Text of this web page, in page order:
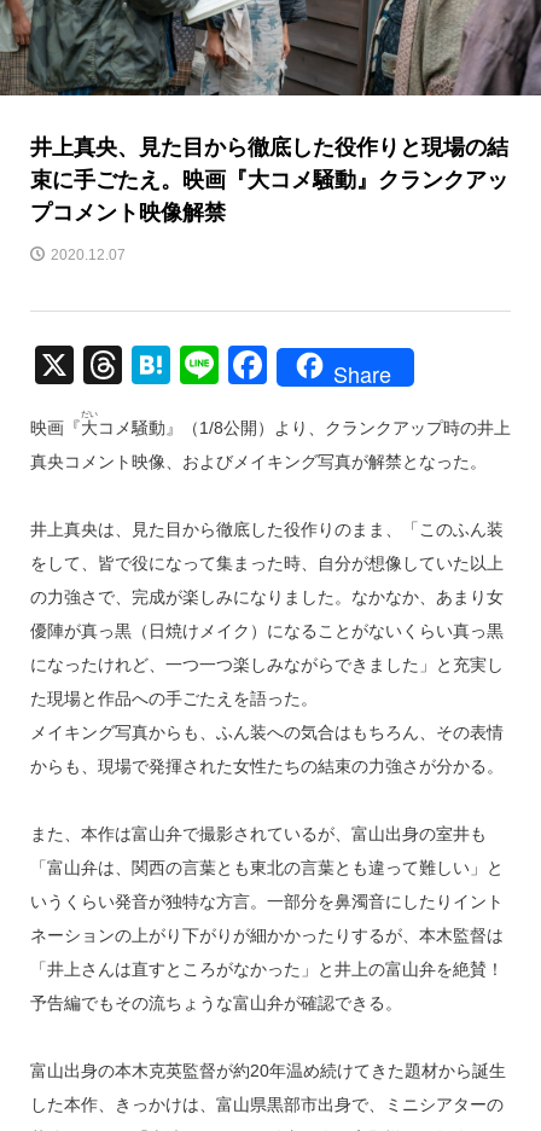
井上真央、見た目から徹底した役作りと現場の結
束に手ごたえ。映画『大コメ騒動』クランクアッ
プコメント映像解禁
2020.12.07
X
T
e
a
d
s
H
e
n
a
Li
e
F
c
e
b
o
o
k
Share
映画『大
だい
コメ騒動』（1/8公開）より、クランクアップ時の井上
真央コメント映像、およびメイキング写真が解禁となった。
井上真央は、見た目から徹底した役作りのまま、「このふん装
をして、皆で役になって集まった時、自分が想像していた以上
の力強さで、完成が楽しみになりました。なかなか、あまり女
優陣が真っ黒（日焼けメイク）になることがないくらい真っ黒
になったけれど、一つ一つ楽しみながらできました」と充実し
た現場と作品への手ごたえを語った。
メイキング写真からも、ふん装への気合はもちろん、その表情
からも、現場で発揮された女性たちの結束の力強さが分かる。
また、本作は富山弁で撮影されているが、富山出身の室井も
「富山弁は、関西の言葉とも東北の言葉とも違って難しい」と
いうくらい発音が独特な方言。一部分を鼻濁音にしたりイント
ネーションの上がり下がりが細かかったりするが、本木監督は
「井上さんは直すところがなかった」と井上の富山弁を絶賛！
予告編でもその流ちょうな富山弁が確認できる。
富山出身の本木克英監督が約20年温め続けてきた題材から誕生
した本作、きっかけは、富山県黒部市出身で、ミニシアターの